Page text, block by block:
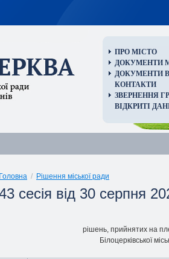
ПРО МІСТО
ДОКУМЕНТИ
ДОКУМЕНТИ
КОНТАКТИ
ЗВЕРНЕННЯ
ВІДКРИТІ
Головна / Рішення міської ради
сесія від 30 серпня
рішень, прийнятих на
Білоцерківської